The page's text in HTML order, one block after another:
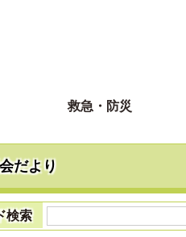
救急・防災
だより
検索